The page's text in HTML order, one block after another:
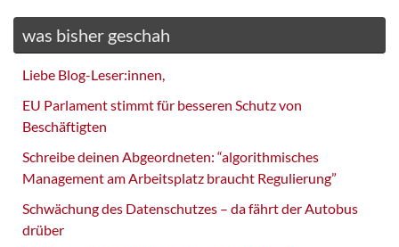
was bisher geschah
Liebe Blog-Leser:innen,
EU Parlament stimmt für besseren Schutz von
Beschäftigten
Schreibe deinen Abgeordneten: “algorithmisches
Management am Arbeitsplatz braucht Regulierung”
Schwächung des Datenschutzes – da fährt der Autobus
drüber